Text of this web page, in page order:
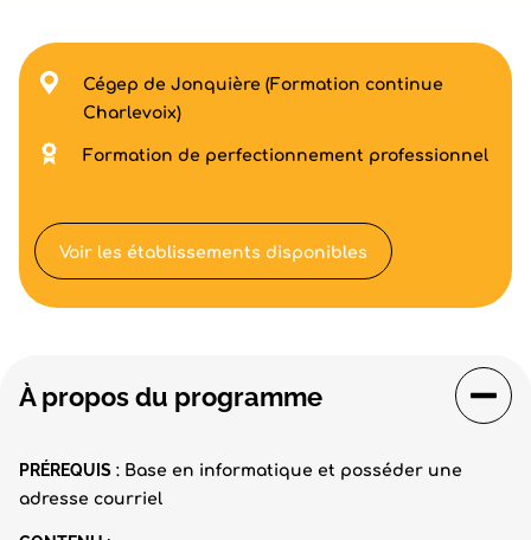
À propos du programme
PRÉREQUIS : Base en informatique et posséder une
adresse courriel
Cégep de Jonquière (Formation continue
Charlevoix)
Formation de perfectionnement professionnel
Voir les établissements disponibles